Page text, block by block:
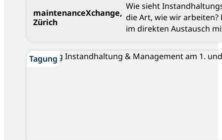
maintenanceXchange,
Zürich
Wie sieht
die Art, wie wir
im direkten Austausch
Blog
Tagung